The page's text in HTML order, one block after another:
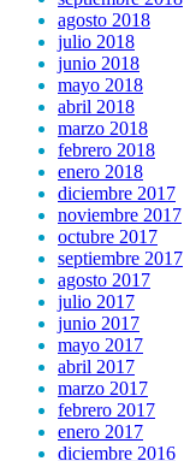
agosto 2018
julio 2018
junio 2018
mayo 2018
abril 2018
marzo 2018
febrero 2018
enero 2018
diciembre 2017
noviembre 2017
octubre 2017
septiembre 2017
agosto 2017
julio 2017
junio 2017
mayo 2017
abril 2017
marzo 2017
febrero 2017
enero 2017
diciembre 2016